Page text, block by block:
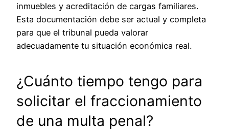
inmuebles y acreditación de cargas familiares.
Esta documentación debe ser actual y completa
para que el tribunal pueda valorar
adecuadamente tu situación económica real.
¿Cuánto tiempo tengo para
solicitar el fraccionamiento
de una multa penal?